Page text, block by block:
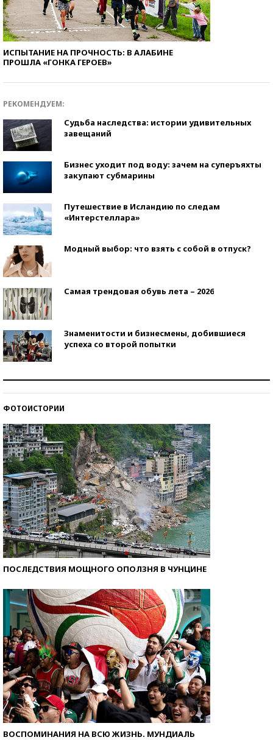
ИСПЫТАНИЕ НА ПРОЧНОСТЬ: В АЛАБИНЕ
ПРОШЛА «ГОНКА ГЕРОЕВ»
РЕКОМЕНДУЕМ:
Судьба наследства: истории удивительных
завещаний
Бизнес уходит под воду: зачем на суперъяхты
закупают субмарины
Путешествие в Исландию по следам
«Интерстеллара»
Модный выбор: что взять с собой в отпуск?
Самая трендовая обувь лета – 2026
Знаменитости и бизнесмены, добившиеся
успеха со второй попытки
ФОТОИСТОРИИ
ПОСЛЕДСТВИЯ МОЩНОГО ОПОЛЗНЯ В ЧУНЦИНЕ
ВОСПОМИНАНИЯ НА ВСЮ ЖИЗНЬ. МУНДИАЛЬ